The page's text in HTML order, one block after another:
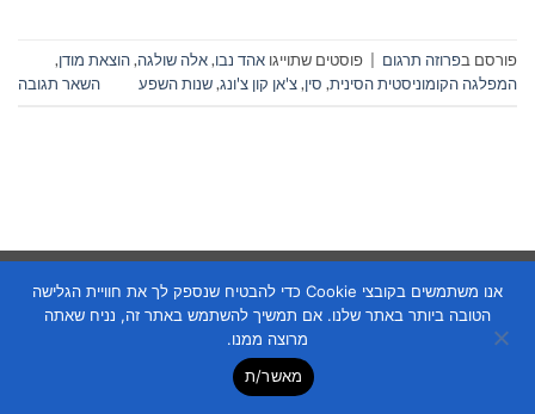
פורסם בפרוזה תרגום פוסטים שתוייגו אהד נבו,אלה שולגה,הוצאת מודן,
המפלגה הקומוניסטית הסינית, סין,צ'אן קון צ'ונג,שנות השפע השאר תגובה
אנו משתמשים בקובצי Cookie כדי להבטיח שנספק לך את חוויית הגלישה
הטובה ביותר באתר שלנו. אם תמשיך להשתמש באתר זה, נניח שאתה
מרוצה ממנו.
מאשר/ת